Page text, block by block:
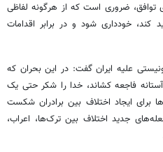
توافق، ضروری است که از هرگونه لفاظی
کند، خودداری شود و در برابر اقدامات
علیه ایران گفت: در این بحران که
فاجعه کشاند، خدا را شکر حتی یک
برای ایجاد اختلاف بین برادران شکست
جدید اختلاف بین ترک‌ها، اعراب،